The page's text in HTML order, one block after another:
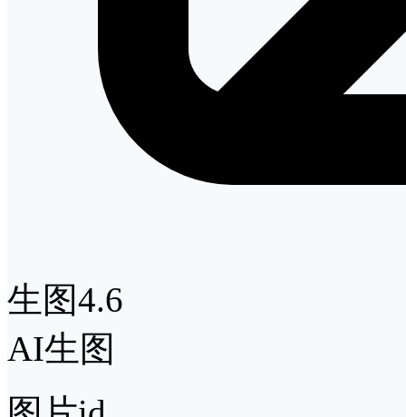
生图4.6
AI生图